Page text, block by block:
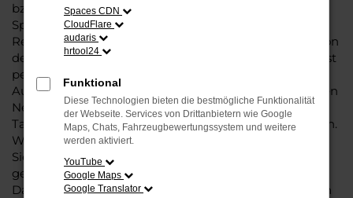
bzw. mobil bleiben. Unser Vorschlag ist ein VW Golf
Sportsvan, denn dieses Fahrzeug vereint eine ganze
Reihe an Vorzügen. Da ist zunächst einmal die Tradition
des Herstellers. Ein VW Golf Sportsvan für Düsseldorf ist
perfekt verarbeitet und auf Langlebigkeit ausgelegt.
Auf diese Weise können Sie unbedenklich sowohl einen
Neuwagen als auch einen Gebrauchten, sowohl eine
Tageszulassung als auch einen Jahreswagen erwerben.
Wenn Sie sich für Steinböhmer entscheiden, erhalten
Sie einen erheblichen Nachlass bzw. Rabatt und
genießen zudem einen außergewöhnlichen Service.
Das beginnt bei der Beratung und setzt sich mit vielen
Spaces CDN
CloudFlare
audaris
hrtool24
Funktional
Diese Technologien bieten die bestmögliche Funktionalität
der Webseite. Services von Drittanbietern wie Google
Maps, Chats, Fahrzeugbewertungssystem und weitere
werden aktiviert.
YouTube
Google Maps
Google Translator